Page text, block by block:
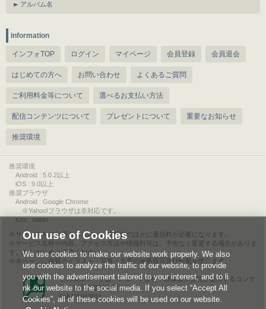
アルバム名
information
インフォTOP ログイン マイページ 会員登録 会員退会
はじめての方へ お問い合わせ よくあるご質問
ご利用料金等について 選べるお支払い方法
配信コンテンツについて プレゼントについて 重要なお知らせ
推奨環境
推奨環境
Android : 5.0.2以上
iOS : 9.0以上
推奨ブラウザ
Android : Google Chrome
※Yahoo!ブラウザは非対応です。
iOS : Safari
サービスをご利用されるには、情報料のほかに通信料が必要になります。
サービス名称や内容、アクセス方法や情報料等は、予告なく変更する場合がありま
す。あらかじめご了承ください。
本ページに掲載のイラスト・写真・文章の無断複写及び転載を禁じます。
このエルマークは、レコード会社・映像製作会社が提供するコンテ
ンツを示す登録商標です。
RIAJ00013011
Our use of Cookies
We use cookies to make our website work properly. We also
use cookies to analyze the traffic of our website, to provide
you with the advertisement tailored to your interest, and to li
nk our website to the social media. If you select “Accept All
Cookies”, all of these cookies will be used on our website.